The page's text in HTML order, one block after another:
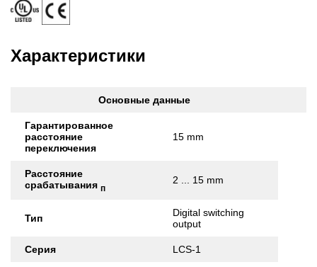
Характеристики
Основные данные
Гарантированное
расстояние
переключения
15 mm
Расстояние
срабатывания п
2 ... 15 mm
Тип
Digital switching
output
Серия LCS-1